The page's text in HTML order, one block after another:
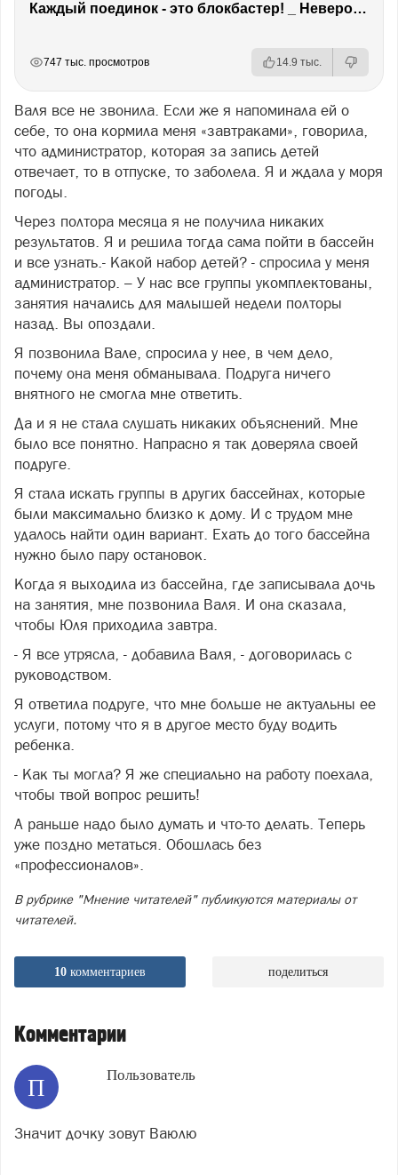
Каждый поединок - это блокбастер! _ Невероятный EvW16
747 тыс. просмотров 14.9 тыс.
Валя все не звонила. Если же я напоминала ей о
себе, то она кормила меня «завтраками», говорила,
что администратор, которая за запись детей
отвечает, то в отпуске, то заболела. Я и ждала у моря
погоды.
Через полтора месяца я не получила никаких
результатов. Я и решила тогда сама пойти в бассейн
и все узнать.- Какой набор детей? - спросила у меня
администратор. – У нас все группы укомплектованы,
занятия начались для малышей недели полторы
назад. Вы опоздали.
Я позвонила Вале, спросила у нее, в чем дело,
почему она меня обманывала. Подруга ничего
внятного не смогла мне ответить.
Да и я не стала слушать никаких объяснений. Мне
было все понятно. Напрасно я так доверяла своей
подруге.
Я стала искать группы в других бассейнах, которые
были максимально близко к дому. И с трудом мне
удалось найти один вариант. Ехать до того бассейна
нужно было пару остановок.
Когда я выходила из бассейна, где записывала дочь
на занятия, мне позвонила Валя. И она сказала,
чтобы Юля приходила завтра.
- Я все утрясла, - добавила Валя, - договорилась с
руководством.
Я ответила подруге, что мне больше не актуальны ее
услуги, потому что я в другое место буду водить
ребенка.
- Как ты могла? Я же специально на работу поехала,
чтобы твой вопрос решить!
А раньше надо было думать и что-то делать. Теперь
уже поздно метаться. Обошлась без
«профессионалов».
В рубрике "Мнение читателей" публикуются материалы от
читателей.
10 комментариев поделиться
Комментарии
П Пользователь
Значит дочку зовут Ваюлю